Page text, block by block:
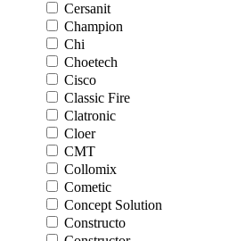
Cersanit
Champion
Chi
Choetech
Cisco
Classic Fire
Clatronic
Cloer
CMT
Collomix
Cometic
Concept Solution
Constructo